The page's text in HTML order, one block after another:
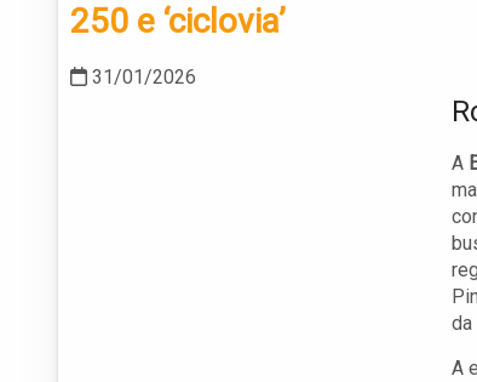
250 e ‘ciclovia’
31/01/2026
A
da
A